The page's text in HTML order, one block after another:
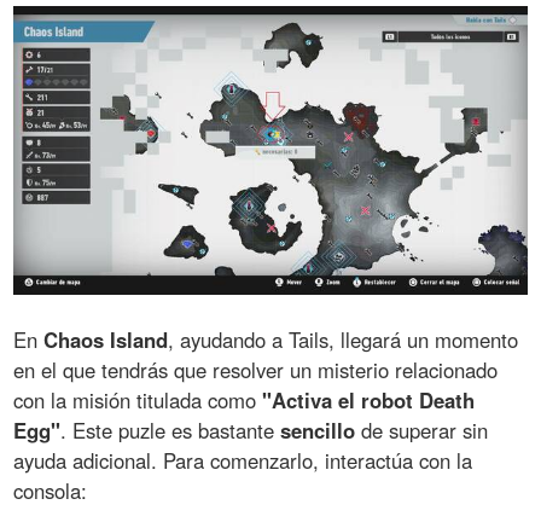
EnChaos Island, ayudando a Tails, llegará un momento
en el que tendrás que resolver un misterio relacionado
con la misión titulada como"Activa el robot Death
Egg". Este puzle es bastantesencillo de superar sin
ayuda adicional. Para comenzarlo, interactúa con la
consola: